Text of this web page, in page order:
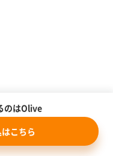
のはOlive
こちら
数料優待サービス